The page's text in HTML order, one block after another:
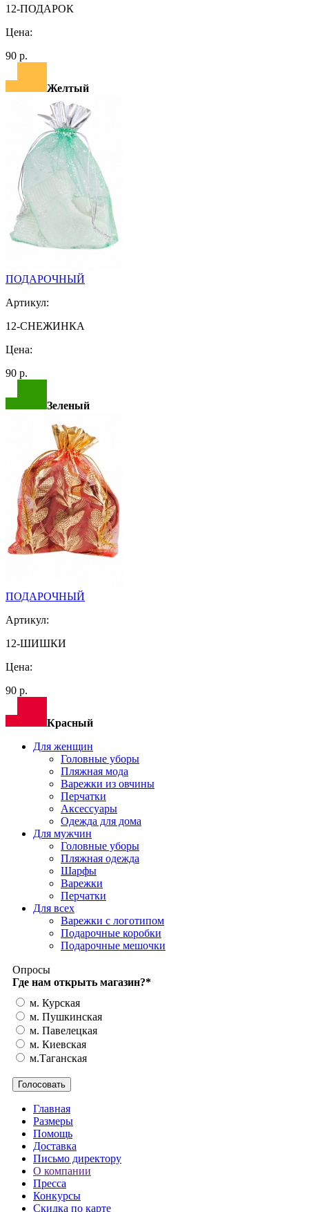
12-ПОДАРОК
Цена:
90 р.
Желтый
ПОДАРОЧНЫЙ
Артикул:
12-СНЕЖИНКА
Цена:
90 р.
Зеленый
ПОДАРОЧНЫЙ
Артикул:
12-ШИШКИ
Цена:
90 р.
Красный
Для женщин
Головные уборы
Пляжная мода
Варежки из овчины
Перчатки
Аксессуары
Одежда для дома
Для мужчин
Головные уборы
Пляжная одежда
Шарфы
Варежки
Перчатки
Для всех
Варежки с логотипом
Подарочные коробки
Подарочные мешочки
Опросы
Где нам открыть магазин?*
м. Курская
м. Пушкинская
м. Павелецкая
м. Киевская
м.Таганская
Главная
Размеры
Помощь
Доставка
Письмо директору
О компании
Пресса
Конкурсы
Скидка по карте